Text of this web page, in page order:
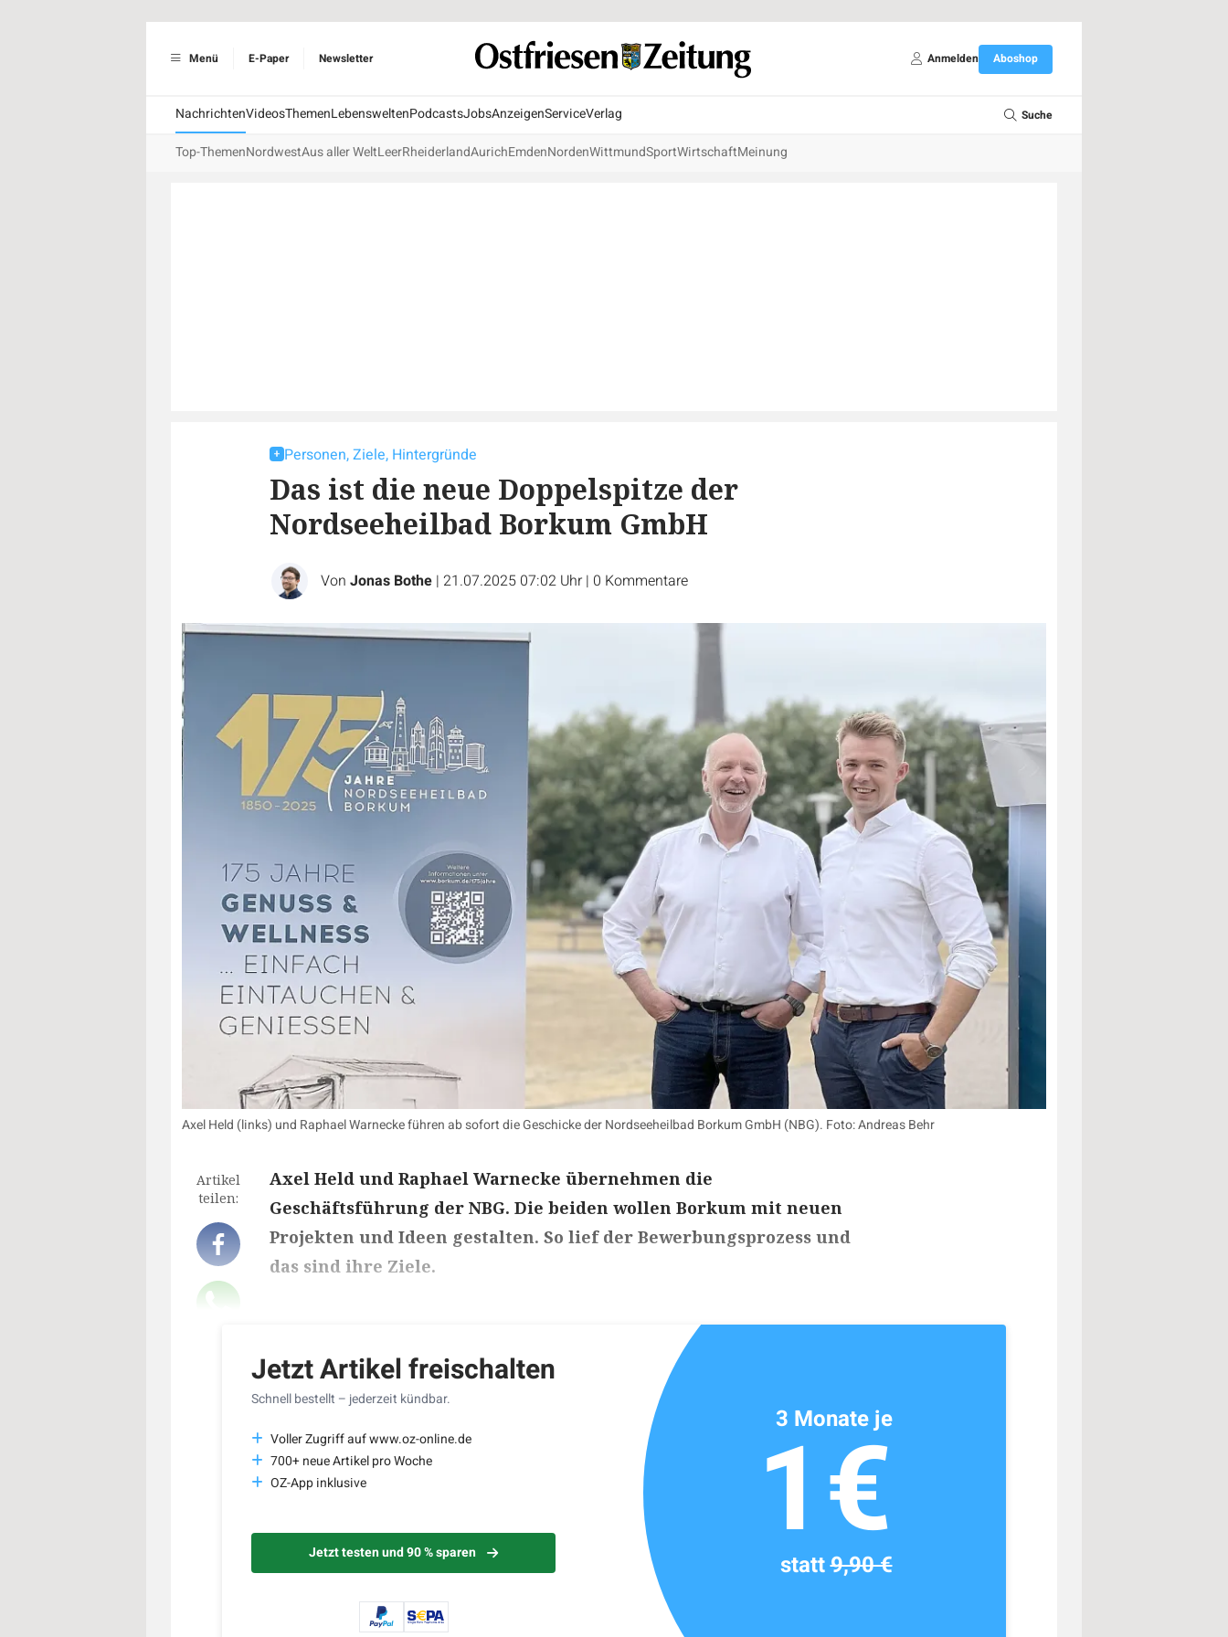
Menü E-Paper Newsletter Anmelden Aboshop
NachrichtenVideosThemenLebensweltenPodcastsJobsAnzeigenServiceVerlag Suche
Top-ThemenNordwestAus aller WeltLeerRheiderlandAurichEmdenNordenWittmundSportWirtschaftMeinung
Personen, Ziele, Hintergründe
Das ist die neue Doppelspitze der
Nordseeheilbad Borkum GmbH
Von Jonas Bothe | 21.07.2025 07:02 Uhr | 0 Kommentare
Axel Held (links) und Raphael Warnecke führen ab sofort die Geschicke der Nordseeheilbad Borkum GmbH (NBG). Foto: Andreas Behr
Artikel
teilen:
Axel Held und Raphael Warnecke übernehmen die
Geschäftsführung der NBG. Die beiden wollen Borkum mit neuen
Projekten und Ideen gestalten. So lief der Bewerbungsprozess und
das sind ihre Ziele.
Jetzt Artikel freischalten
Schnell bestellt – jederzeit kündbar.
Voller Zugriff auf www.oz-online.de
700+ neue Artikel pro Woche
OZ-App inklusive
Jetzt testen und 90 % sparen
3 Monate je
1€
statt9,90 €